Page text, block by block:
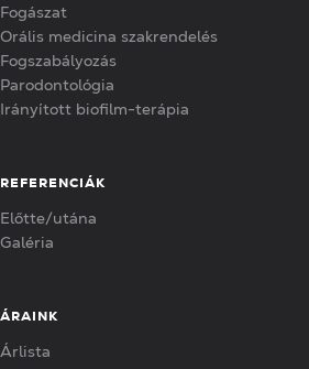
Fogászat
Orális medicina szakrendelés
Fogszabályozás
Parodontológia
Irányított biofilm-terápia
REFERENCIÁK
Előtte/utána
Galéria
ÁRAINK
Árlista